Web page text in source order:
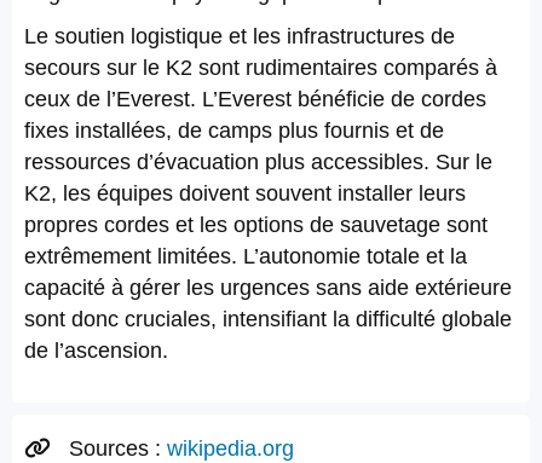
Le soutien logistique et les infrastructures de
secours sur le K2 sont rudimentaires comparés à
ceux de l’Everest. L’Everest bénéficie de cordes
fixes installées, de camps plus fournis et de
ressources d’évacuation plus accessibles. Sur le
K2, les équipes doivent souvent installer leurs
propres cordes et les options de sauvetage sont
extrêmement limitées. L’autonomie totale et la
capacité à gérer les urgences sans aide extérieure
sont donc cruciales, intensifiant la difficulté globale
de l’ascension.
Sources : wikipedia.org